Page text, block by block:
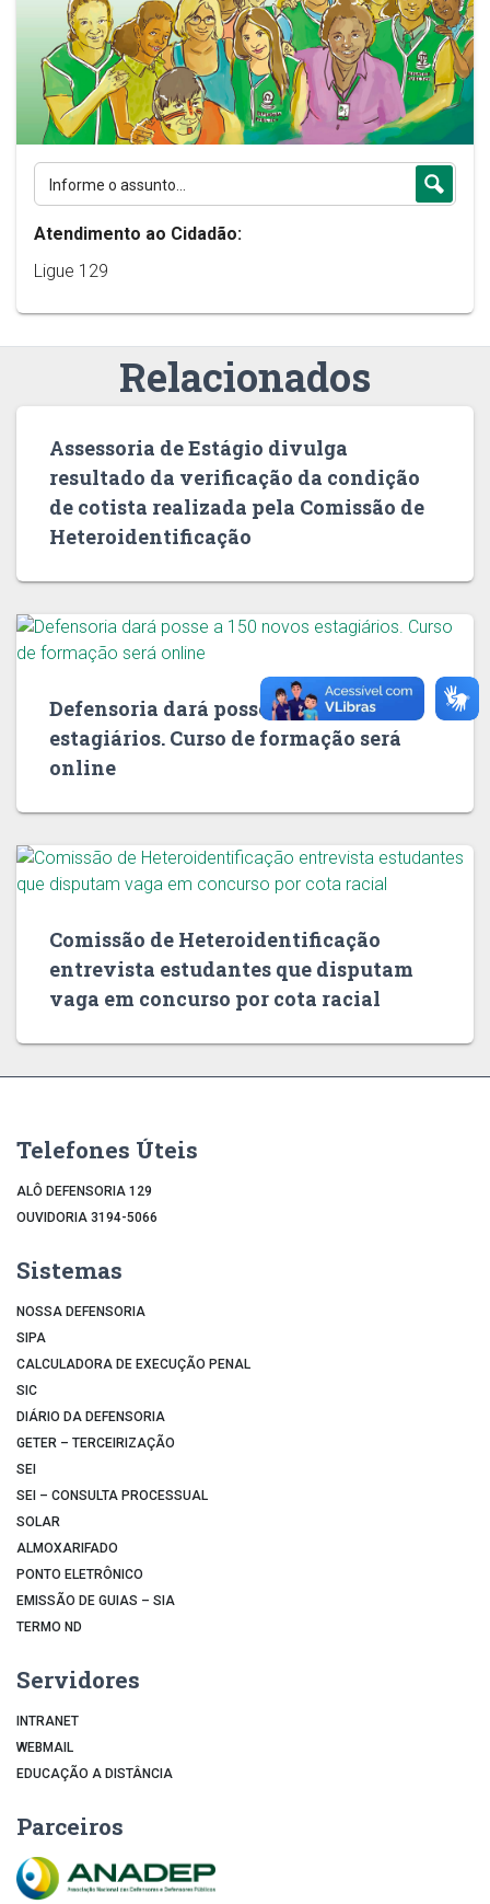
Atendimento ao Cidadão:
Ligue 129
Relacionados
Assessoria de Estágio divulga
resultado da verificação da condição
de cotista realizada pela Comissão de
Heteroidentificação
Defensoria dará posse a 150 novos
estagiários. Curso de formação será
online
Comissão de Heteroidentificação
entrevista estudantes que disputam
vaga em concurso por cota racial
Telefones Úteis
ALÔ DEFENSORIA 129
OUVIDORIA 3194-5066
Sistemas
NOSSA DEFENSORIA
SIPA
CALCULADORA DE EXECUÇÃO PENAL
SIC
DIÁRIO DA DEFENSORIA
GETER – TERCEIRIZAÇÃO
SEI
SEI – CONSULTA PROCESSUAL
SOLAR
ALMOXARIFADO
PONTO ELETRÔNICO
EMISSÃO DE GUIAS – SIA
TERMO ND
Servidores
INTRANET
WEBMAIL
EDUCAÇÃO A DISTÂNCIA
Parceiros